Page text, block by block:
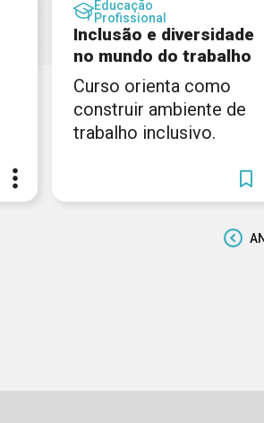
Educação
Profissional
Inclusão e diversidade
no mundo do trabalho
Curso orienta como
construir ambiente de
trabalho inclusivo.